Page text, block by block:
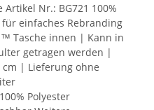
Artikel Nr.: BG721 100%
einfaches Rebranding
Tasche innen | Kann in
getragen werden |
cm | Lieferung ohne
Polyester